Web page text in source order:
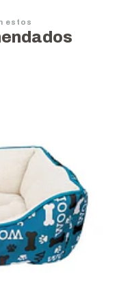
estos